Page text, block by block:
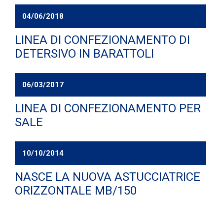
04/06/2018
LINEA DI CONFEZIONAMENTO DI
DETERSIVO IN BARATTOLI
06/03/2017
LINEA DI CONFEZIONAMENTO PER
SALE
10/10/2014
NASCE LA NUOVA ASTUCCIATRICE
ORIZZONTALE MB/150